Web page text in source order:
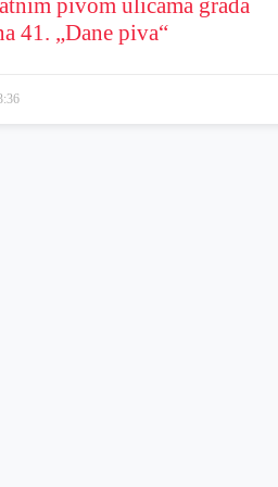
41. „Dane piva“